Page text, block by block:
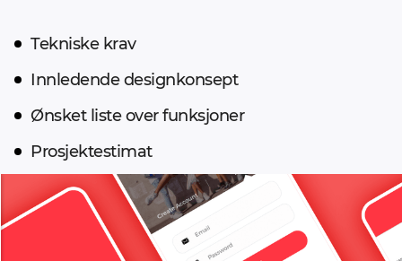
Tekniske krav
Innledende designkonsept
Ønsket liste over funksjoner
Prosjektestimat